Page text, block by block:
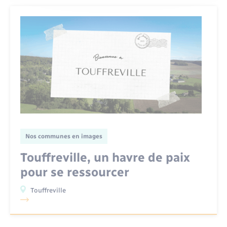
Nos communes en images
Touffreville, un havre de paix
pour se ressourcer
Touffreville